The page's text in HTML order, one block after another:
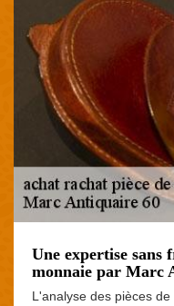
Une expertise sans
monnaie par Marc
L'analyse des pièces